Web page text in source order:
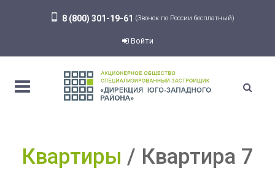
8 (800) 301-19-61 (Звонок по России бесплатный)
Войти
Квартиры Квартира 7